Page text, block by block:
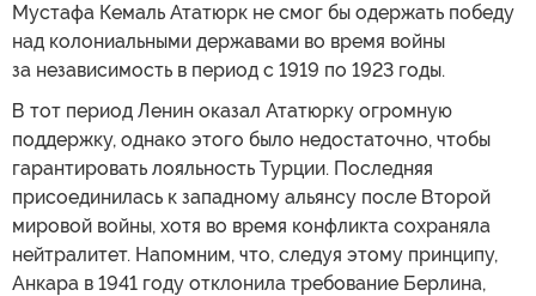
Мустафа Кемаль Ататюрк не смог бы одержать победу
над колониальными державами во время войны
за независимость в период с 1919 по 1923 годы.
В тот период Ленин оказал Ататюрку огромную
поддержку, однако этого было недостаточно, чтобы
гарантировать лояльность Турции. Последняя
присоединилась к западному альянсу после Второй
мировой войны, хотя во время конфликта сохраняла
нейтралитет. Напомним, что, следуя этому принципу,
Анкара в 1941 году отклонила требование Берлина,